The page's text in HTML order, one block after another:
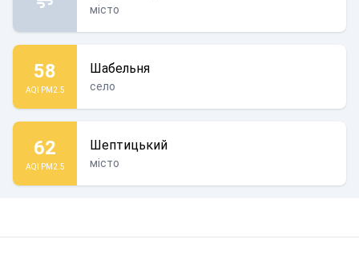
місто
58
AQI PM2.5
Шабельня
село
62
AQI PM2.5
Шептицький
місто